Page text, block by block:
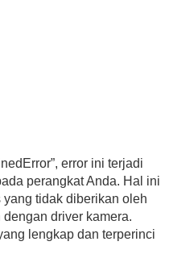
error ini terjadi
perangkat Anda. Hal ini
tidak diberikan oleh
driver kamera.
lengkap dan terperinci